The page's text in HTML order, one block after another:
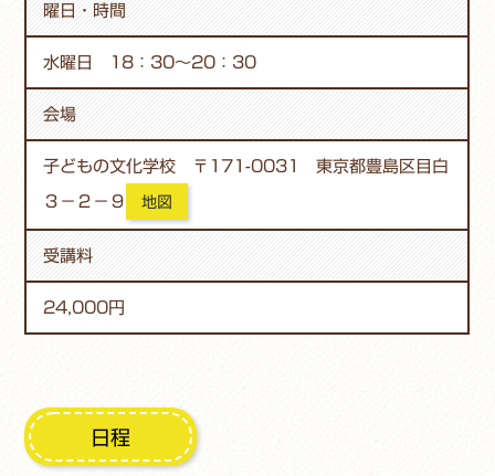
曜日・時間
水曜日 18：30～20：30
会場
子どもの文化学校 〒171-0031 東京都豊島区目白
３－２－９ 地図
受講料
24,000円
日程